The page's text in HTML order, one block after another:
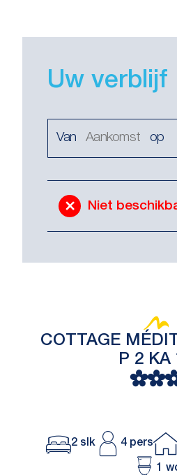
COTTAGE
P 2 KA
2 slk 4 pers
1
Uw verblijf
Van op
Niet